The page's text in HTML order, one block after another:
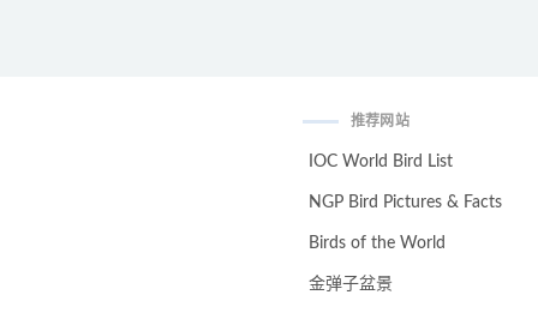
推荐网站
IOC World Bird List
NGP Bird Pictures & Facts
Birds of the World
金弹子盆景